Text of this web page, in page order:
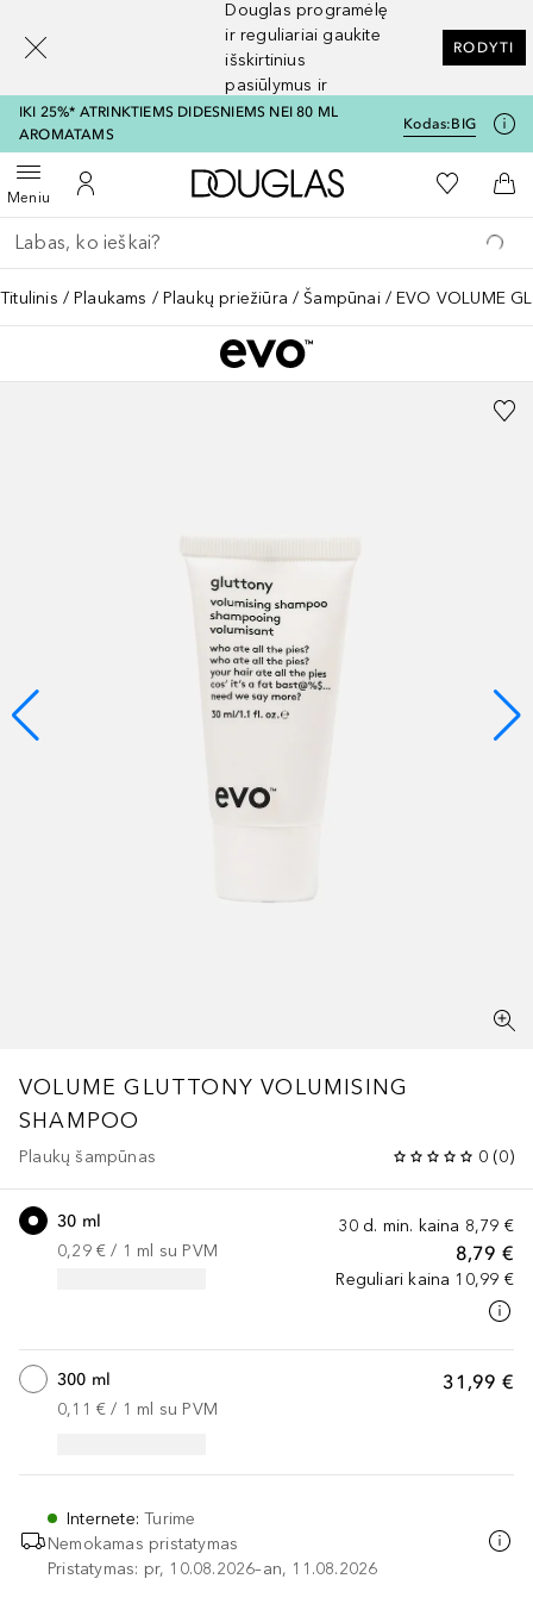
Douglas programėlę
ir reguliariai gaukite
išskirtinius
pasiūlymus ir
nuolaidas
RODYTI
IKI 25%* ATRINKTIEMS DIDESNIEMS NEI 80 ML
AROMATAMS
Kodas:BIG
MeniuAtidaryti meniuĮ mano paskyrą
Į Douglas pagrindinį
Į mano
Į
Grįžk atgal
Vykdykite paiešką
Titulinis Plaukams Plaukų priežiūra Šampūnai EVO VOLUME
VOLUME GLUTTONY VOLUMISING
SHAMPOO
Plaukų šampūnas 0 (0)
30 d. min. kaina 8,79 €
8,79 €
Reguliari kaina 10,99 €
30 ml
0,29 € / 1 ml su PVM
31,99 €
300 ml
0,11 € / 1 ml su PVM
Internete:Turime
Nemokamas pristatymas
Pristatymas: pr, 10.08.2026–an, 11.08.2026
[navigation.slideout.screenreader]